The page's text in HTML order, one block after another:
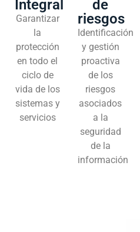
Integral
Garantizar
la
protección
en todo el
ciclo de
vida de los
sistemas y
servicios
de
riesgos
Identificación
y gestión
proactiva
de los
riesgos
asociados
a la
seguridad
de la
información